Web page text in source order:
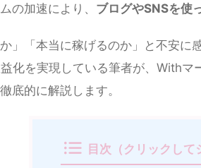
の加速により、 ブログやSNSを使
」「本当に稼げるのか」と不安
化を実現している筆者が、With
底的に解説します。
目次（クリックして